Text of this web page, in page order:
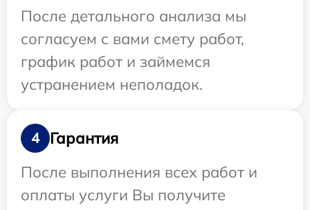
После детального анализа мы
согласуем с вами смету работ,
график работ и займемся
устранением неполадок.
4
Гарантия
После выполнения всех работ и
оплаты услуги Вы получите